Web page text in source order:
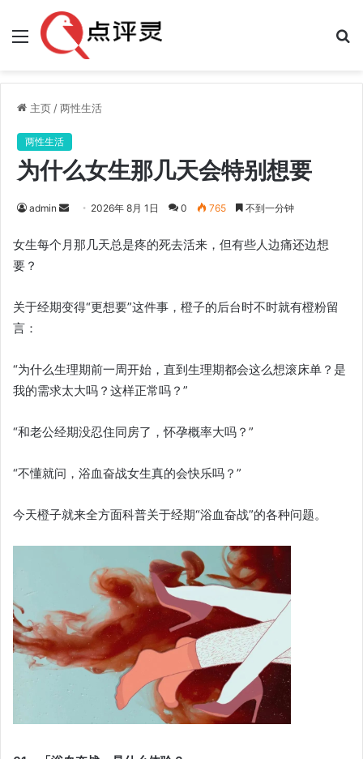
菜
主页 /两性生活
两性生活
为什么女生那几天会特别想要
admin
发
邮
2026年 8月 1日 0 765 不到一分钟
女生每个月那几天总是疼的死去活来，但有些人边痛还边想
要？
关于经期变得“更想要”这件事，橙子的后台时不时就有橙粉留
言：
“为什么生理期前一周开始，直到生理期都会这么想滚床单？是
我的需求太大吗？这样正常吗？”
“和老公经期没忍住同房了，怀孕概率大吗？”
“不懂就问，浴血奋战女生真的会快乐吗？”
今天橙子就来全方面科普关于经期“浴血奋战”的各种问题。